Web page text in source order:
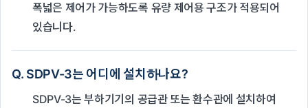
폭넓은 제어가 가능하도록 유량 제어용 구조가 적용되어
있습니다.
Q. SDPV-3는 어디에 설치하나요?
SDPV-3는 부하기기의 공급관 또는 환수관에 설치하여